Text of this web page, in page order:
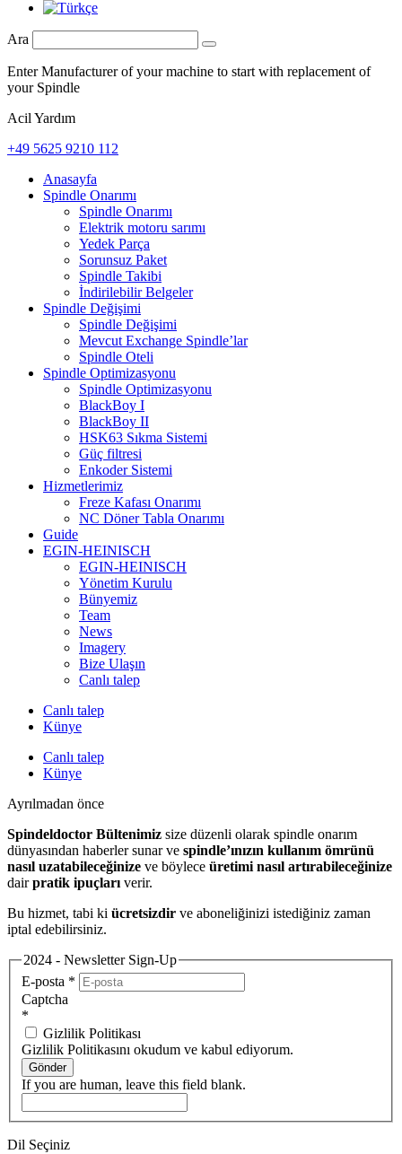
Ara
Enter Manufacturer of your machine to start with replacement of
your Spindle
Acil Yardım
+49 5625 9210 112
Anasayfa
Spindle Onarımı
Spindle Onarımı
Elektrik motoru sarımı
Yedek Parça
Sorunsuz Paket
Spindle Takibi
İndirilebilir Belgeler
Spindle Değişimi
Spindle Değişimi
Mevcut Exchange Spindle’lar
Spindle Oteli
Spindle Optimizasyonu
Spindle Optimizasyonu
BlackBoy I
BlackBoy II
HSK63 Sıkma Sistemi
Güç filtresi
Enkoder Sistemi
Hizmetlerimiz
Freze Kafası Onarımı
NC Döner Tabla Onarımı
Guide
EGIN-HEINISCH
EGIN-HEINISCH
Yönetim Kurulu
Bünyemiz
Team
News
Imagery
Bize Ulaşın
Canlı talep
Canlı talep
Künye
Canlı talep
Künye
Ayrılmadan önce
Spindeldoctor Bültenimiz size düzenli olarak spindle onarım
dünyasından haberler sunar ve spindle’ınızın kullanım ömrünü
nasıl uzatabileceğinize ve böylece üretimi nasıl artırabileceğinize
dairpratik ipuçları verir.
Bu hizmet, tabi ki ücretsizdir ve aboneliğinizi istediğiniz zaman
iptal edebilirsiniz.
2024 - Newsletter Sign-Up
E-posta *
Captcha
*
Gizlilik Politikası
Gizlilik Politikasını okudum ve kabul ediyorum.
Gönder
If you are human, leave this field blank.
Dil Seçiniz